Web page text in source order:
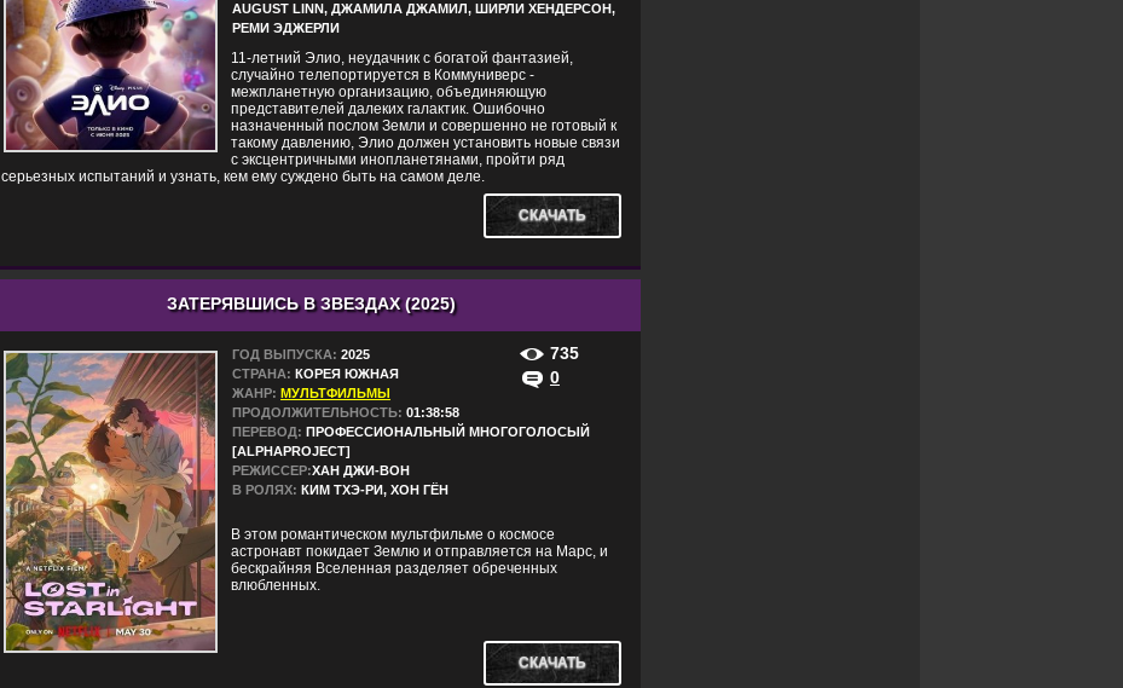
AUGUST LINN, ДЖАМИЛА ДЖАМИЛ, ШИРЛИ ХЕНДЕРСОН,
РЕМИ ЭДЖЕРЛИ
11-летний Элио, неудачник с богатой фантазией,
случайно телепортируется в Коммуниверс -
межпланетную организацию, объединяющую
представителей далеких галактик. Ошибочно
назначенный послом Земли и совершенно не готовый к
такому давлению, Элио должен установить новые связи
с эксцентричными инопланетянами, пройти ряд
серьезных испытаний и узнать, кем ему суждено быть на самом деле.
СКАЧАТЬ
ЗАТЕРЯВШИСЬ В ЗВЕЗДАХ (2025)
735
0
ГОД ВЫПУСКА: 2025
СТРАНА: КОРЕЯ ЮЖНАЯ
ЖАНР: МУЛЬТФИЛЬМЫ
ПРОДОЛЖИТЕЛЬНОСТЬ: 01:38:58
ПЕРЕВОД: ПРОФЕССИОНАЛЬНЫЙ МНОГОГОЛОСЫЙ
[ALPHAPROJECT]
РЕЖИССЕР:ХАН ДЖИ-ВОН
В РОЛЯХ: КИМ ТХЭ-РИ, ХОН ГЁН
В этом романтическом мультфильме о космосе
астронавт покидает Землю и отправляется на Марс, и
бескрайняя Вселенная разделяет обреченных
влюбленных.
СКАЧАТЬ